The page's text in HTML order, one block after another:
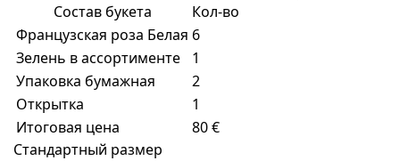
Состав букета
Кол-во
Французская роза Белая 6
Зелень в ассортименте
1
Упаковка бумажная
2
Открытка
1
Итоговая цена
80 €
Стандартный размер